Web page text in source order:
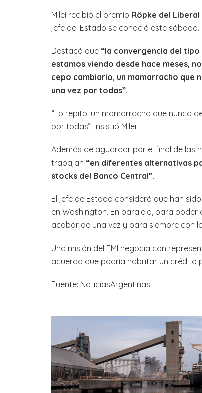
Milei recibió el premio Röpke del
jefe del Estado se conoció este sábado.
Destacó que “la convergencia del
estamos viendo desde hace meses,
cepo cambiario, un mamarracho que
una vez por todas”.
“Lo repito: un mamarracho que nunca
por todas”, insistió Milei.
Además de aguardar por el final de las
trabajan “en diferentes alternativas
stocks del Banco Central”.
El jefe de Estado consideró que han sido
en Washington. En paralelo, para
acabar de una vez y para siempre con
Una misión del FMI negocia con
acuerdo que podría habilitar un crédito
Fuente: NoticiasArgentinas